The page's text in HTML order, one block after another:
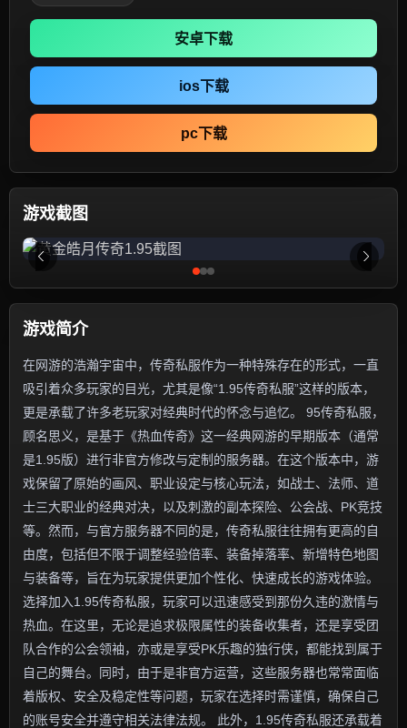
安卓下载
ios下载
pc下载
游戏截图
游戏简介
在网游的浩瀚宇宙中，传奇私服作为一种特殊存在的形式，一直
吸引着众多玩家的目光，尤其是像“1.95传奇私服”这样的版本，
更是承载了许多老玩家对经典时代的怀念与追忆。 95传奇私服，
顾名思义，是基于《热血传奇》这一经典网游的早期版本（通常
是1.95版）进行非官方修改与定制的服务器。在这个版本中，游
戏保留了原始的画风、职业设定与核心玩法，如战士、法师、道
士三大职业的经典对决，以及刺激的副本探险、公会战、PK竞技
等。然而，与官方服务器不同的是，传奇私服往往拥有更高的自
由度，包括但不限于调整经验倍率、装备掉落率、新增特色地图
与装备等，旨在为玩家提供更加个性化、快速成长的游戏体验。
选择加入1.95传奇私服，玩家可以迅速感受到那份久违的激情与
热血。在这里，无论是追求极限属性的装备收集者，还是享受团
队合作的公会领袖，亦或是享受PK乐趣的独行侠，都能找到属于
自己的舞台。同时，由于是非官方运营，这些服务器也常常面临
着版权、安全及稳定性等问题，玩家在选择时需谨慎，确保自己
的账号安全并遵守相关法律法规。 此外，1.95传奇私服还承载着